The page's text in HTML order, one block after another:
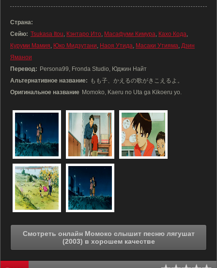
Страна:
Сейю: Tsukasa Itou, Кэнтаро Ито, Масафуми Кимура, Кахо Кода,
Куруми Мамия, Юко Мидзутани, Наоя Утида, Масаки Утияма, Дзин
Яманои
Перевод: Persona99, Fronda Studio, Юджин Найт
Альтернативное название: もも子、かえるの歌がきこえるよ。
Оригинальное название Momoko, Kaeru no Uta ga Kikoeru yo.
Смотреть онлайн Момоко слышит песню лягушат
(2003) в хорошем качестве